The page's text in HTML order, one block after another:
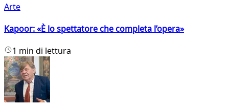
Arte
Kapoor: «È lo spettatore che completa l’opera»
1 min di lettura